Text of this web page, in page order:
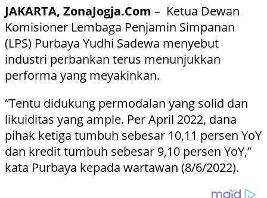
JAKARTA, ZonaJogja.Com – Ketua Dewan
Komisioner Lembaga Penjamin Simpanan
(LPS) Purbaya Yudhi Sadewa menyebut
industri perbankan terus menunjukkan
performa yang meyakinkan.
“Tentu didukung permodalan yang solid dan
likuiditas yang ample. Per April 2022, dana
pihak ketiga tumbuh sebesar 10,11 persen YoY
dan kredit tumbuh sebesar 9,10 persen YoY,”
kata Purbaya kepada wartawan (8/6/2022).